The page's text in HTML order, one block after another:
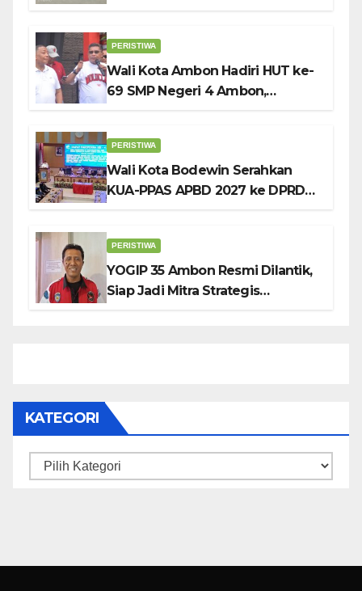
PERISTIWA
Wali Kota Ambon Hadiri HUT ke-
69 SMP Negeri 4 Ambon,
PERISTIWA
Wali Kota Bodewin Serahkan
KUA-PPAS APBD 2027 ke DPRD
PERISTIWA
YOGIP 35 Ambon Resmi Dilantik,
Siap Jadi Mitra Strategis
KATEGORI
Kategori